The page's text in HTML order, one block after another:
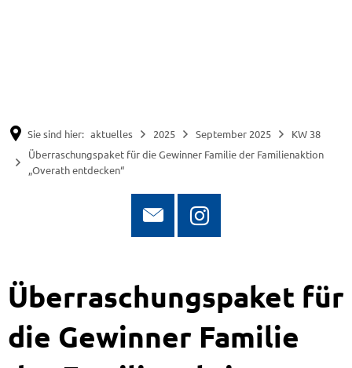
Sie sind hier: aktuelles 2025 September 2025
KW 38
Überraschungspaket für die Gewinner Familie der Familienaktion
„Overath entdecken“
Überraschungspaket für
die Gewinner Familie